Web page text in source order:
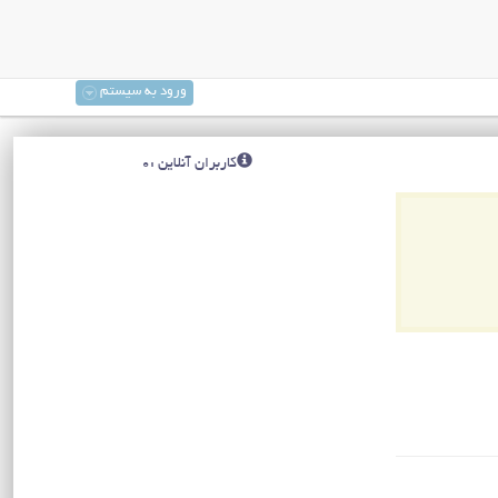
ورود به سیستم
کاربران آنلاین :0